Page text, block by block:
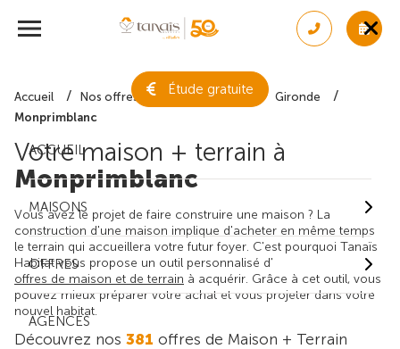
Étude gratuite
ACCUEIL
MAISONS
OFFRES
AGENCES
Accueil Nos offres de maison + terrain
Gironde
Monprimblanc
Votre maison + terrain à
Monprimblanc
Vous avez le projet de faire construire une maison ? La
construction d'une maison implique d'acheter en même temps
le terrain qui accueillera votre futur foyer. C'est pourquoi Tanaïs
Habitat vous propose un outil personnalisé d'
offres de maison et de terrain à acquérir. Grâce à cet outil, vous
pouvez mieux préparer votre achat et vous projeter dans votre
nouvel habitat.
Découvrez nos 381 offres de Maison + Terrain